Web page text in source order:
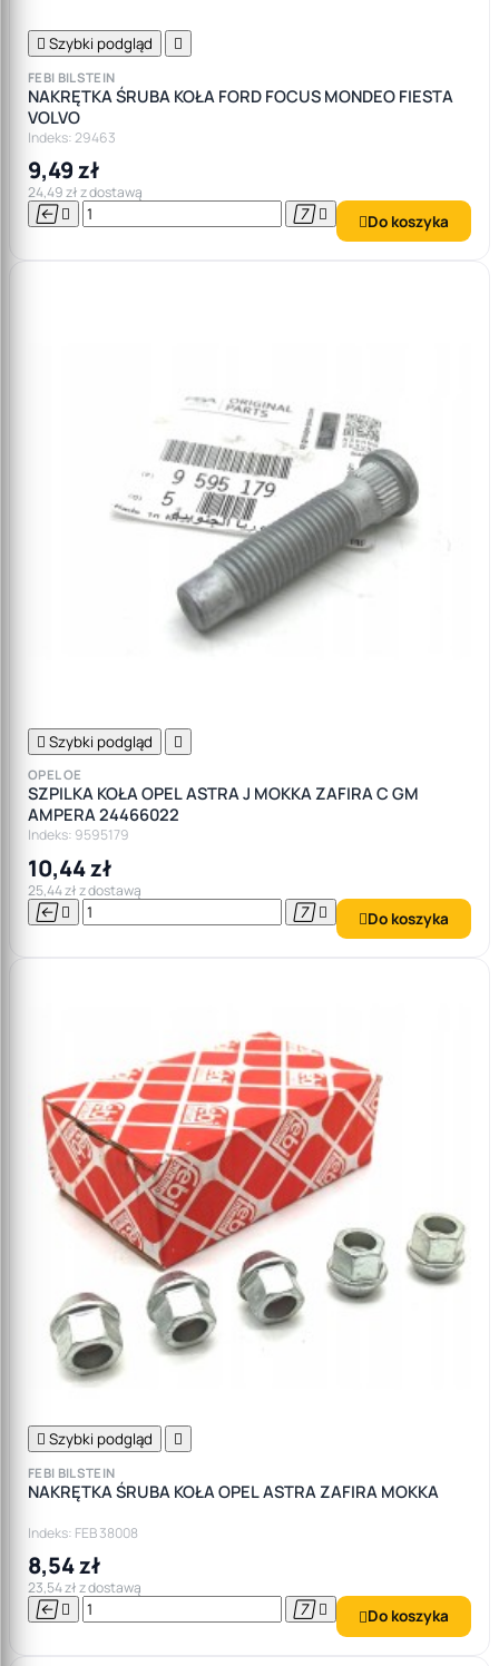
 Szybki podgląd 
FEBI BILSTEIN
NAKRĘTKA ŚRUBA KOŁA FORD FOCUS MONDEO FIESTA
VOLVO
Indeks: 29463
9,49 zł
24,49 zł z dostawą
    Do koszyka
 Szybki podgląd 
OPEL OE
SZPILKA KOŁA OPEL ASTRA J MOKKA ZAFIRA C GM
AMPERA 24466022
Indeks: 9595179
10,44 zł
25,44 zł z dostawą
    Do koszyka
 Szybki podgląd 
FEBI BILSTEIN
NAKRĘTKA ŚRUBA KOŁA OPEL ASTRA ZAFIRA MOKKA
Indeks: FEB 38008
8,54 zł
23,54 zł z dostawą
    Do koszyka